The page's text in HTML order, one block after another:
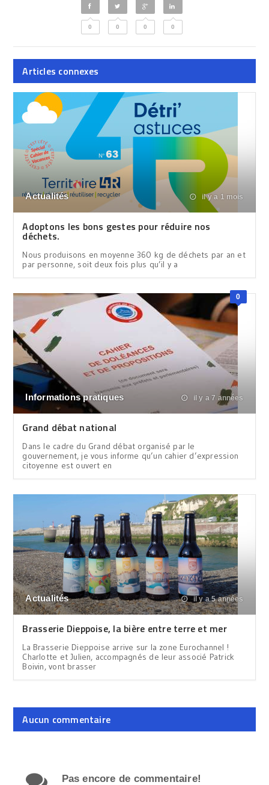
0 0 0 0
Articles connexes
Actualités il y a 1 mois
Adoptons les bons gestes pour réduire nos
déchets.
Nous produisons en moyenne 360 kg de déchets par an et
par personne, soit deux fois plus qu’il y a
0
Informations pratiques il y a 7 années
Grand débat national
Dans le cadre du Grand débat organisé par le
gouvernement, je vous informe qu’un cahier d’expression
citoyenne est ouvert en
Actualités il y a 5 années
Brasserie Dieppoise, la bière entre terre et mer
La Brasserie Dieppoise arrive sur la zone Eurochannel !
Charlotte et Julien, accompagnés de leur associé Patrick
Boivin, vont brasser
Aucun commentaire
Pas encore de commentaire!